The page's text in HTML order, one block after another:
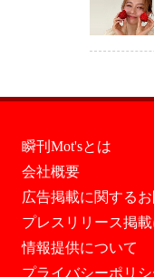
瞬刊Mot'sとは
会社概要
広告掲載に関する
プレスリリース掲
情報提供について
プライバシーポリシ